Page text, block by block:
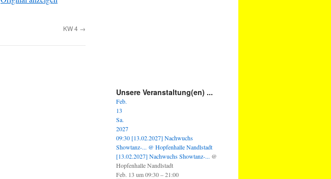
KW 4 →
Unsere Veranstaltung(en) ...
Feb.
13
Sa.
2027
09:30 [13.02.2027] Nachwuchs
Showtanz-... @ Hopfenhalle Nandlstadt
[13.02.2027] Nachwuchs Showtanz-... @
Hopfenhalle Nandlstadt
Feb. 13 um 09:30 – 21:00